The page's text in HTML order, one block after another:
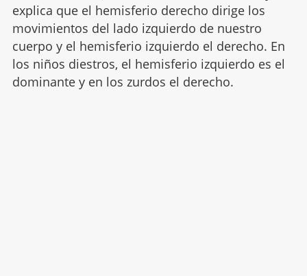
explica que el hemisferio derecho dirige los
movimientos del lado izquierdo de nuestro
cuerpo y el hemisferio izquierdo el derecho. En
los niños diestros, el hemisferio izquierdo es el
dominante y en los zurdos el derecho.